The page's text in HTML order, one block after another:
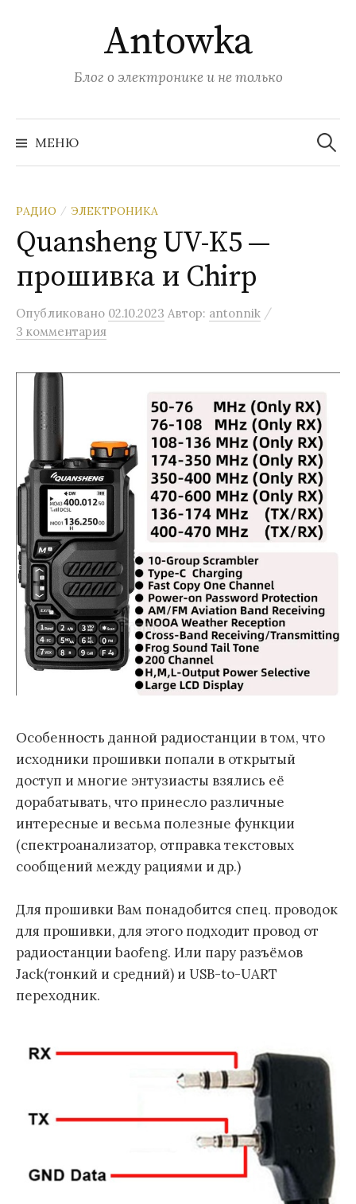
содержимомуAntowka
Блог о электронике и не только
МЕНЮ
Найти:
РАДИО / ЭЛЕКТРОНИКА
Quansheng UV-K5 —
прошивка и Chirp
Опубликовано 02.10.2023 Автор: antonnik /
3 комментария
Особенность данной радиостанции в том, что
исходники прошивки попали в открытый
доступ и многие энтузиасты взялись её
дорабатывать, что принесло различные
интересные и весьма полезные функции
(спектроанализатор, отправка текстовых
сообщений между рациями и др.)
Для прошивки Вам понадобится спец. проводок
для прошивки, для этого подходит провод от
радиостанции baofeng. Или пару разъёмов
Jack(тонкий и средний) и USB-to-UART
переходник.